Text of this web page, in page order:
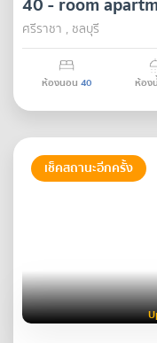
ศรีราชา , ชลบุรี
ห้องนอน 40 ห้อง
เช็คสถานะอีกครั้ง